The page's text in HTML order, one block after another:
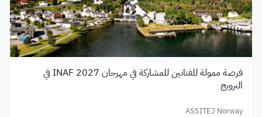
فرصة ممولة للفنانين للمشاركة في مهرجان INAF 2027 في
النرويج
ASSITEJ Norway